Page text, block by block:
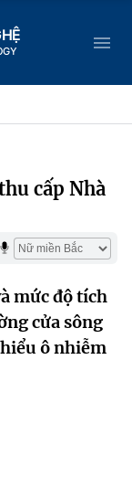
cấp Nhà
mức độ tích
cửa sông
ô nhiễm